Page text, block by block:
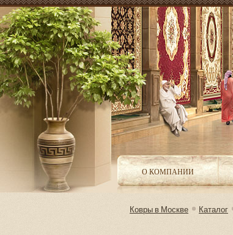
Ковры в Москве Каталог
О КОМПАНИИ